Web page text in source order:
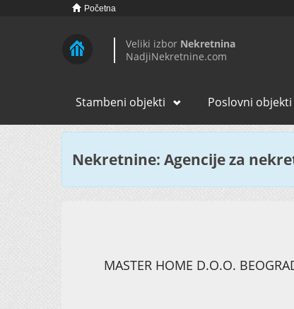
Početna
Veliki izbor Nekretnina
NadjiNekretnine.com
Stambeni objekti Poslovni objekti
Nekretnine: Agencije za
MASTER HOME D.O.O.